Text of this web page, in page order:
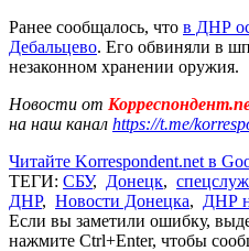
Ранее сообщалось, что в ДНР
Дебальцево. Его обвиняли в
незаконном хранении оружия.
Новости от
на наш канал https://t.me/
Читайте Korrespondent.net в
ТЕГИ: СБУ, Донецк,
ДНР, Новости Донецка, ДНР
Если вы заметили ошибку,
нажмите Ctrl+Enter, чтобы